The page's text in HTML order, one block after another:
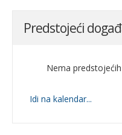
Predstojeći
Nema
Idi na kalendar...